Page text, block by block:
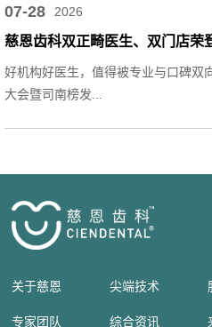
07-28 2026
慈恩齿科双正畸医生、双门店荣
好机构好医生，值得被专业与口碑双
大会暨司南榜发...
关于慈恩 尖端技术
专家团队 综合资讯